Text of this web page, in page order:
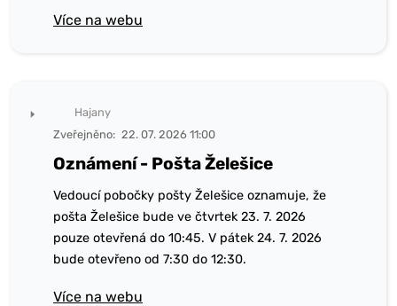
Více na webu
Hajany
Zveřejněno: 22. 07. 2026 11:00
Oznámení - Pošta Želešice
Vedoucí pobočky pošty Želešice oznamuje, že
pošta Želešice bude ve čtvrtek 23. 7. 2026
pouze otevřená do 10:45. V pátek 24. 7. 2026
bude otevřeno od 7:30 do 12:30.
Více na webu